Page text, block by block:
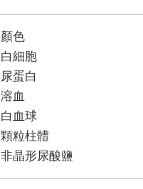
顏色
白細胞
尿蛋白
溶血
白血球
顆粒柱體
非晶形尿酸鹽